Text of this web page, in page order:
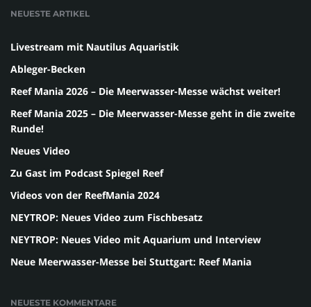
NEUESTE ARTIKEL
Livestream mit Nautilus Aquaristik
Ableger-Becken
Reef Mania 2026 – Die Meerwasser-Messe wächst weiter!
Reef Mania 2025 – Die Meerwasser-Messe geht in die zweite
Runde!
Neues Video
Zu Gast im Podcast Spiegel Reef
Videos von der ReefMania 2024
NEYTROP: Neues Video zum Fischbesatz
NEYTROP: Neues Video mit Aquarium und Interview
Neue Meerwasser-Messe bei Stuttgart: Reef Mania
NEUESTE KOMMENTARE